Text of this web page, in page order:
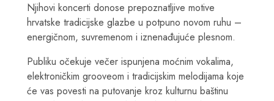
Njihovi koncerti donose prepoznatljive motive
hrvatske tradicijske glazbe u potpuno novom ruhu –
energičnom, suvremenom i iznenađujuće plesnom.
Publiku očekuje večer ispunjena moćnim vokalima,
elektroničkim grooveom i tradicijskim melodijama koje
će vas povesti na putovanje kroz kulturnu baštinu